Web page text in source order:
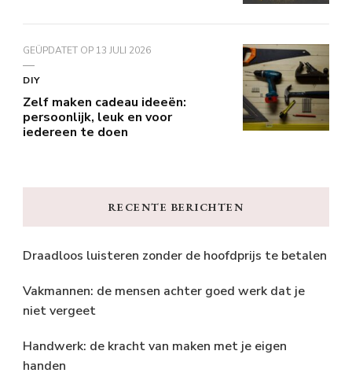
GEÜPDATET OP 13 JULI 2026
DIY
Zelf maken cadeau ideeën:
persoonlijk, leuk en voor
iedereen te doen
RECENTE BERICHTEN
Draadloos luisteren zonder de hoofdprijs te betalen
Vakmannen: de mensen achter goed werk dat je
niet vergeet
Handwerk: de kracht van maken met je eigen
handen